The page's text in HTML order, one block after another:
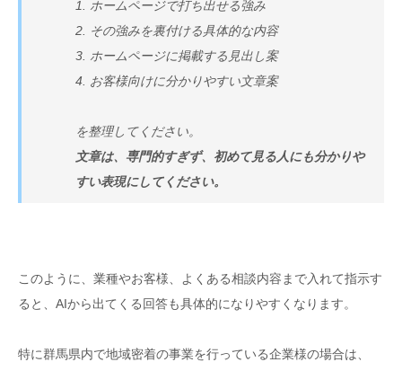
1. ホームページで打ち出せる強み
2. その強みを裏付ける具体的な内容
3. ホームページに掲載する見出し案
4. お客様向けに分かりやすい文章案
を整理してください。
文章は、専門的すぎず、初めて見る人にも分かりや
すい表現にしてください。
このように、業種やお客様、よくある相談内容まで入れて指示す
ると、AIから出てくる回答も具体的になりやすくなります。
特に群馬県内で地域密着の事業を行っている企業様の場合は、